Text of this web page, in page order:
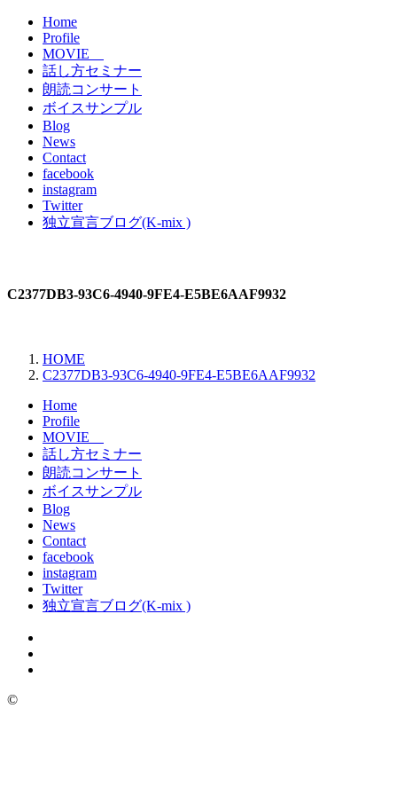
Home
Profile
MOVIE
話し方セミナー
朗読コンサート
ボイスサンプル
Blog
News
Contact
facebook
instagram
Twitter
独立宣言ブログ(K-mix )
C2377DB3-93C6-4940-9FE4-E5BE6AAF9932
HOME
C2377DB3-93C6-4940-9FE4-E5BE6AAF9932
Home
Profile
MOVIE
話し方セミナー
朗読コンサート
ボイスサンプル
Blog
News
Contact
facebook
instagram
Twitter
独立宣言ブログ(K-mix )
©